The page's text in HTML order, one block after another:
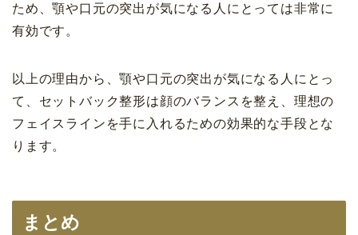
ため、顎や口元の突出が気になる人にとっては非常に
有効です。
以上の理由から、顎や口元の突出が気になる人にとっ
て、セットバック整形は顔のバランスを整え、理想の
フェイスラインを手に入れるための効果的な手段とな
ります。
まとめ